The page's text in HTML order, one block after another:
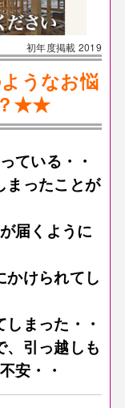
初年度掲載 2019
うなお悩
？★★
ている・・
まったことが
届くように
かけられてし
まった・・
、引っ越しも
安・・